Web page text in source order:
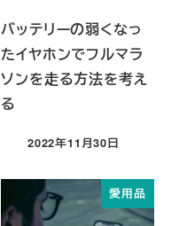
バッテリーの弱くなっ
たイヤホンでフルマラ
ソンを走る方法を考え
る
投稿日
2022年11月30日
愛用品